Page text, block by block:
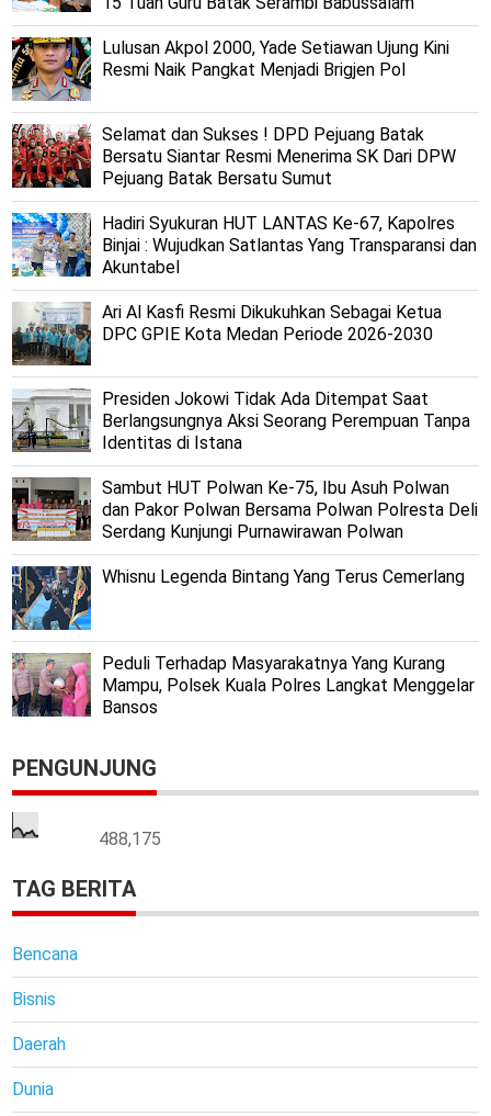
Lulusan Akpol 2000, Yade Setiawan Ujung Kini
Resmi Naik Pangkat Menjadi Brigjen Pol
Selamat dan Sukses ! DPD Pejuang Batak
Bersatu Siantar Resmi Menerima SK Dari DPW
Pejuang Batak Bersatu Sumut
Hadiri Syukuran HUT LANTAS Ke-67, Kapolres
Binjai : Wujudkan Satlantas Yang Transparansi dan
Akuntabel
Ari Al Kasfi Resmi Dikukuhkan Sebagai Ketua
DPC GPIE Kota Medan Periode 2026-2030
Presiden Jokowi Tidak Ada Ditempat Saat
Berlangsungnya Aksi Seorang Perempuan Tanpa
Identitas di Istana
Sambut HUT Polwan Ke-75, Ibu Asuh Polwan
dan Pakor Polwan Bersama Polwan Polresta Deli
Serdang Kunjungi Purnawirawan Polwan
Whisnu Legenda Bintang Yang Terus Cemerlang
Peduli Terhadap Masyarakatnya Yang Kurang
Mampu, Polsek Kuala Polres Langkat Menggelar
Bansos
PENGUNJUNG
488,175
TAG BERITA
Bencana
Bisnis
Daerah
Dunia